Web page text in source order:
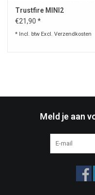
Survival
Trustfire MINI2
€21,90 *
* Incl. btw Excl. Verzendkosten
Meld je aan